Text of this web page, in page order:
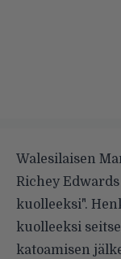
Walesilaisen
Richey
kuolleeksi".
kuolleeksi
katoamisen